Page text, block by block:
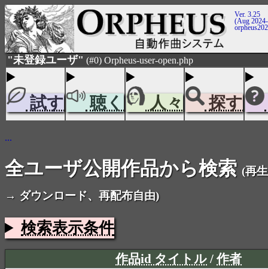
Ver. 3.25
(Aug
"未登録ユーザ" (#0) Orpheus-user-open.php
試す 聴く 人々 探す
...
全ユーザ公開作品から検索 (再
→ ダウンロード、再配布自由)
検索表示条件
作品id タイトル /作者